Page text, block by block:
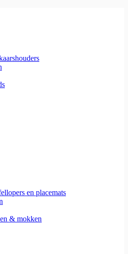
en placemats
& mokken